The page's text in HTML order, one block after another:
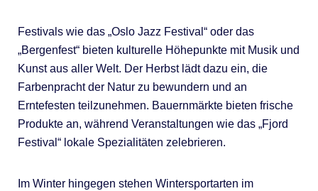
Festivals wie das „Oslo Jazz Festival“ oder das
„Bergenfest“ bieten kulturelle Höhepunkte mit Musik und
Kunst aus aller Welt. Der Herbst lädt dazu ein, die
Farbenpracht der Natur zu bewundern und an
Erntefesten teilzunehmen. Bauernmärkte bieten frische
Produkte an, während Veranstaltungen wie das „Fjord
Festival“ lokale Spezialitäten zelebrieren.
Im Winter hingegen stehen Wintersportarten im